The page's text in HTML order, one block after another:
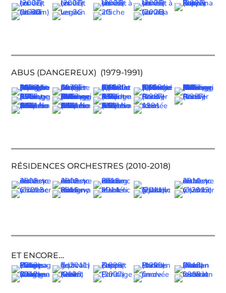
ABUS (DANGEREUX) (1979-1991)
RÉSIDENCES ORCHESTRES (2010-2018)
ET ENCORE…